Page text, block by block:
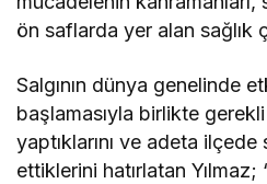
ön saflarda yer alan sağlık
Salgının dünya genelinde
başlamasıyla birlikte gerekli
yaptıklarını ve adeta
ettiklerini hatırlatan